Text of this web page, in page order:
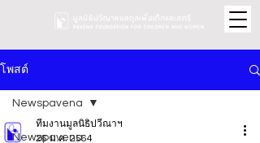
โพสต์
Newspavena
Newspavena
ทีมงานมูลนิธิปวีณาฯ
26 ม.ค. 2564